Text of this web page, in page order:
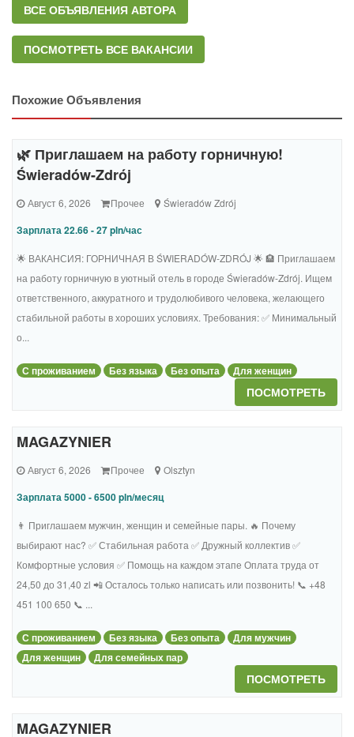
ВСЕ ОБЪЯВЛЕНИЯ АВТОРА
ПОСМОТРЕТЬ ВСЕ ВАКАНСИИ
Похожие Объявления
🌿 Приглашаем на работу горничную!
Świeradów-Zdrój
Август 6, 2026 Прочее Świeradów Zdrój
Зарплата 22.66 - 27 pln/час
🌟 ВАКАНСИЯ: ГОРНИЧНАЯ В ŚWIERADÓW-ZDRÓJ 🌟 🏨 Приглашаем
на работу горничную в уютный отель в городе Świeradów-Zdrój. Ищем
ответственного, аккуратного и трудолюбивого человека, желающего
стабильной работы в хороших условиях. Требования: ✅ Минимальный
о...
С проживанием Без языка Без опыта Для женщин
ПОСМОТРЕТЬ
MAGAZYNIER
Август 6, 2026 Прочее Olsztyn
Зарплата 5000 - 6500 pln/месяц
👨 Приглашаем мужчин, женщин и семейные пары. 🔥 Почему
выбирают нас? ✅ Стабильная работа ✅ Дружный коллектив ✅
Комфортные условия ✅ Помощь на каждом этапе Оплата труда от
24,50 до 31,40 zl 📲 Осталось только написать или позвонить! 📞 +48
451 100 650 📞 ...
С проживанием Без языка Без опыта
Для мужчин
Для женщин
Для семейных пар
ПОСМОТРЕТЬ
MAGAZYNIER